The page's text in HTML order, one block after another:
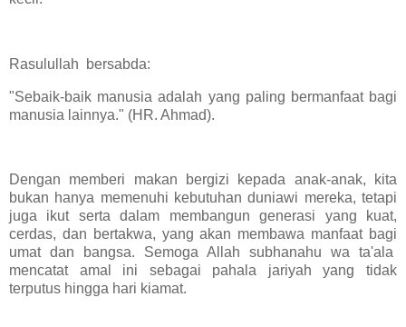
Rasulullah bersabda:
"Sebaik-baik manusia adalah yang paling bermanfaat bagi
manusia lainnya." (HR. Ahmad).
Dengan memberi makan bergizi kepada anak-anak, kita
bukan hanya memenuhi kebutuhan duniawi mereka, tetapi
juga ikut serta dalam membangun generasi yang kuat,
cerdas, dan bertakwa, yang akan membawa manfaat bagi
umat dan bangsa. Semoga Allah subhanahu wa ta'ala
mencatat amal ini sebagai pahala jariyah yang tidak
terputus hingga hari kiamat.